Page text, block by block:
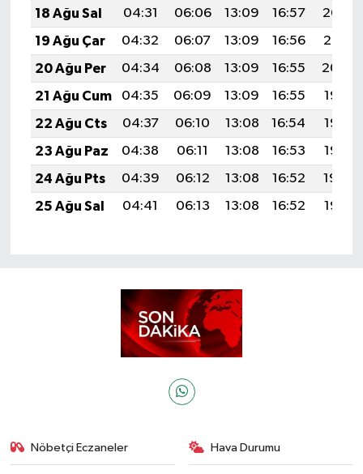
18 Ağu Sal
04:31 06:06 13:09 16:57
20:02
19 Ağu Çar
04:32 06:07 13:09 16:56
20:01
20 Ağu Per
04:34 06:08 13:09 16:55
20:00
21 Ağu Cum
04:35 06:09 13:09 16:55
19:58
22 Ağu Cts
04:37 06:10 13:08 16:54
19:57
23 Ağu Paz
04:38 06:11 13:08 16:53
19:55
24 Ağu Pts
04:39 06:12 13:08 16:52
19:54
25 Ağu Sal
04:41 06:13 13:08 16:52 19:52
Nöbetçi Eczaneler Hava Durumu